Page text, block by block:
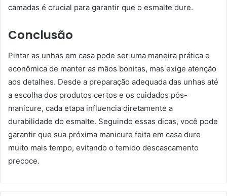
camadas é crucial para garantir que o esmalte dure.
Conclusão
Pintar as unhas em casa pode ser uma maneira prática e
econômica de manter as mãos bonitas, mas exige atenção
aos detalhes. Desde a preparação adequada das unhas até
a escolha dos produtos certos e os cuidados pós-
manicure, cada etapa influencia diretamente a
durabilidade do esmalte. Seguindo essas dicas, você pode
garantir que sua próxima manicure feita em casa dure
muito mais tempo, evitando o temido descascamento
precoce.